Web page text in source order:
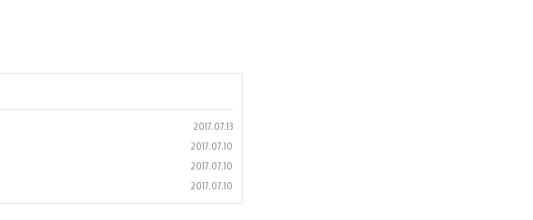
2017.07.13
2017.07.10
2017.07.10
2017.07.10